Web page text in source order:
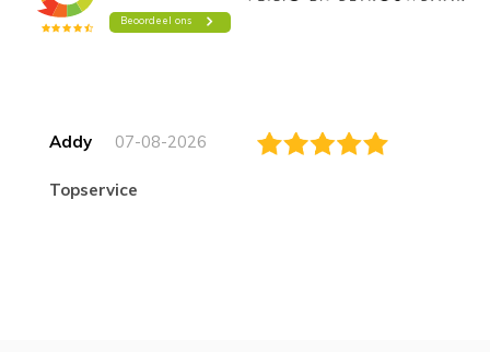
Addy 07-08-2026
topservice